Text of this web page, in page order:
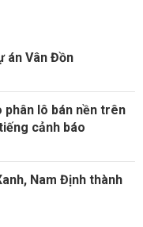
án Vân Đồn
phân lô bán nền trên
cảnh báo
Nam Định thành